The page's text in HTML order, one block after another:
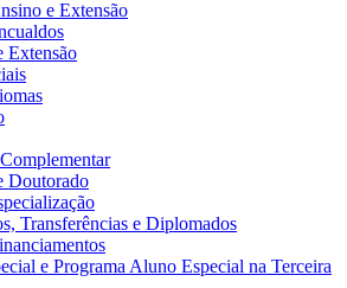
e Extensão
Extensão
Doutorado
Transferências e Diplomados
e Programa Aluno Especial na Terceira